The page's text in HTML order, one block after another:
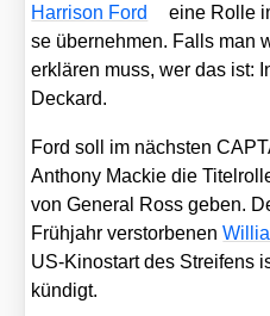
Har­ri­son Ford
eine Rol­le
se über­neh­men. Falls man
erklä­ren muss, wer das ist:
Deckard.
Ford soll im nächs­ten
Antho­ny Mackie die
von Gene­ral Ross geben.
Früh­jahr ver­stor­be­nen
US-Kino­start des Strei­fens
kün­digt.